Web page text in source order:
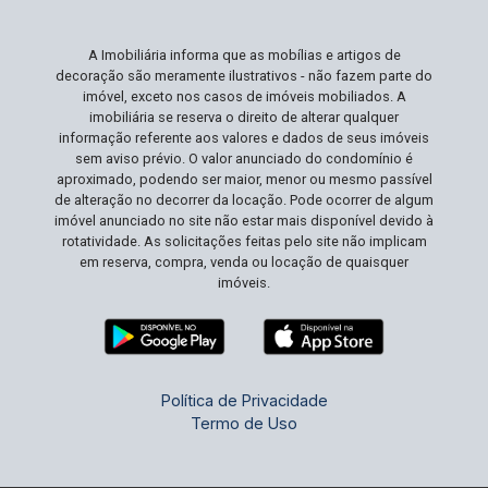
local que maximiza visibilidade e conveniência.
Agende sua visita e veja como este lugar pode
ser o palco para o crescimento do seu negócio!
A Imobiliária informa que as mobílias e artigos de
decoração são meramente ilustrativos - não fazem parte do
imóvel, exceto nos casos de imóveis mobiliados. A
imobiliária se reserva o direito de alterar qualquer
informação referente aos valores e dados de seus imóveis
sem aviso prévio. O valor anunciado do condomínio é
aproximado, podendo ser maior, menor ou mesmo passível
de alteração no decorrer da locação. Pode ocorrer de algum
imóvel anunciado no site não estar mais disponível devido à
rotatividade. As solicitações feitas pelo site não implicam
em reserva, compra, venda ou locação de quaisquer
imóveis.
Política de Privacidade
Termo de Uso